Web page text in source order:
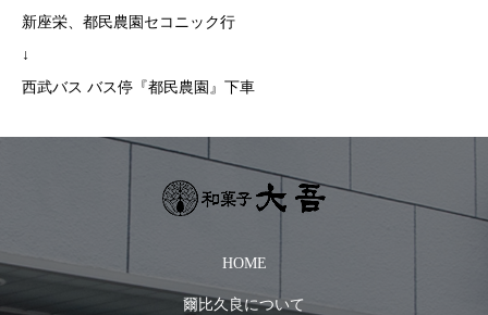
新座栄、都民農園セコニック行
↓
西武バス バス停『都民農園』下車
HOME
爾比久良について